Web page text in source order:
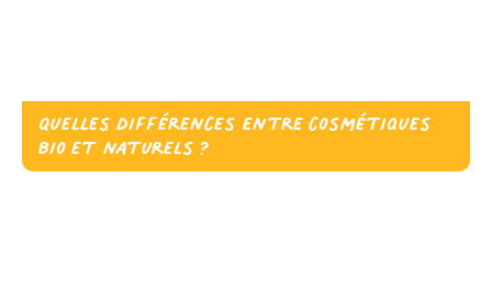
Quelles différences entre cosmétiques
bio et naturels ?